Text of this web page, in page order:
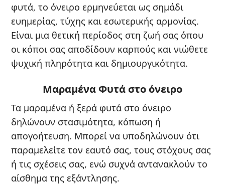
φυτά, το όνειρο ερμηνεύεται ως σημάδι
ευημερίας, τύχης και εσωτερικής αρμονίας.
Είναι μια θετική περίοδος στη ζωή σας όπου
οι κόποι σας αποδίδουν καρπούς και νιώθετε
ψυχική πληρότητα και δημιουργικότητα.
Μαραμένα Φυτά στο όνειρο
Τα μαραμένα ή ξερά φυτά στο όνειρο
δηλώνουν στασιμότητα, κόπωση ή
απογοήτευση. Μπορεί να υποδηλώνουν ότι
παραμελείτε τον εαυτό σας, τους στόχους σας
ή τις σχέσεις σας, ενώ συχνά αντανακλούν το
αίσθημα της εξάντλησης.